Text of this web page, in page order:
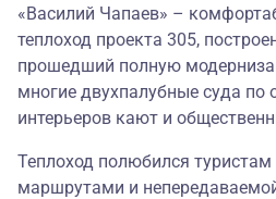
«Василий Чапаев» –
теплоход проекта 305,
прошедший полную
многие двухпалубные суда по
интерьеров кают и
Теплоход полюбился
маршрутами и